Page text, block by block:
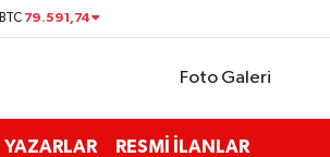
BTC 79.591,74
Foto Galeri
YAZARLAR RESMİ İLANLAR